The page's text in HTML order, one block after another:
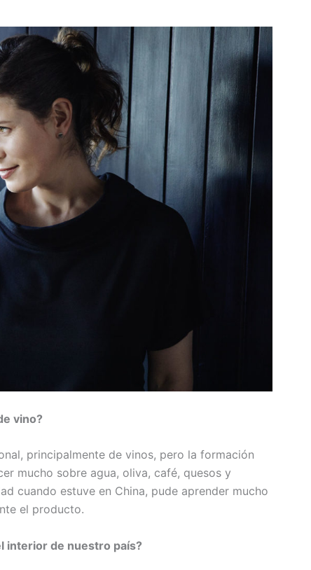
vino?
principalmente de vinos, pero la formación
mucho sobre agua, oliva, café, quesos y
cuando estuve en China, pude aprender mucho
el producto.
interior de nuestro país?